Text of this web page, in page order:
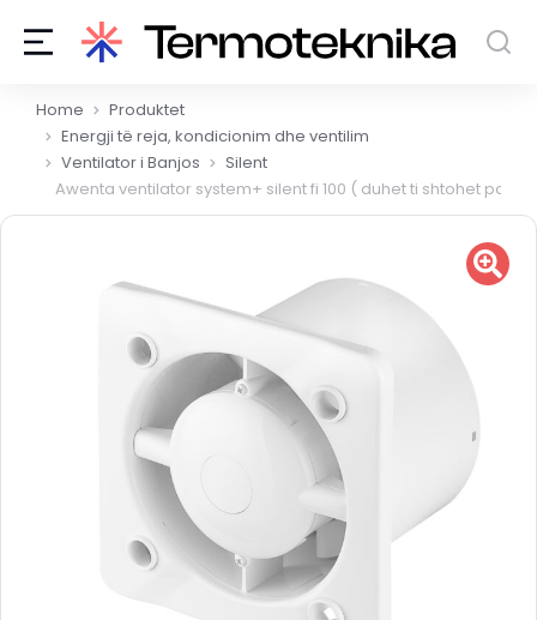
You are here:
Home
Produktet
Energji të reja, kondicionim dhe ventilim
Ventilator i Banjos
Silent
Awenta ventilator system+ silent fi 100 ( duhet ti shtohet